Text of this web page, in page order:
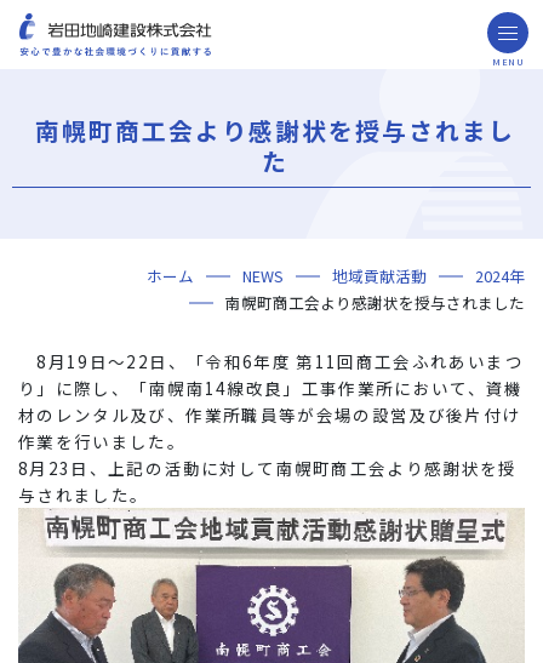
MENU
ごあいさつ
ミッション・ビジョン・社訓
会社概要
組織図
役員一覧
沿革
岩田地崎の歴史
事業所一覧
関連会社
プレスリリース
財務情報
岩田地崎建設のCM
3分でわかる岩田地崎建設
年代から探す
地域別で探す
用途区分から探す
GISマップシステム
Niseko Project
プロジェクトレポート
技術・ソリューション
海外事業
NISEKO PROJECTS
閉じる
南幌町商工会より感謝状を授与されまし
た
ホーム NEWS 地域貢献活動
2024年
南幌町商工会より感謝状を授与されました
8月19日～22日、「令和6年度 第11回商工会ふれあいまつ
り」に際し、「南幌南14線改良」工事作業所において、資機
材のレンタル及び、作業所職員等が会場の設営及び後片付け
作業を行いました。
8月23日、上記の活動に対して南幌町商工会より感謝状を授
与されました。